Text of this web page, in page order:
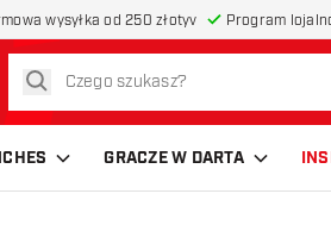
wysyłka od 250 złotyv Program
głównej
szukaj
GRACZE W DARTA